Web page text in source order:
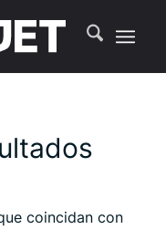
coincidan con